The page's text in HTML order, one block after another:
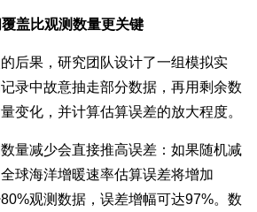
盖比观测数量更关键
果，研究团队设计了一组模拟实
录中故意抽走部分数据，再用剩余数
变化，并计算估算误差的放大程度。
减少会直接推高误差：如果随机减
球海洋增暖速率估算误差将增加
观测数据，误差增幅可达97%。数